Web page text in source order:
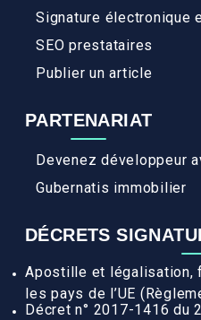
Signature électronique
SEO prestataires
Publier un article
PARTENARIAT
Devenez développeur
Gubernatis immobilier
DÉCRETS
Apostille et légalisation,
les pays de l’UE
Décret n° 2017-1416 du